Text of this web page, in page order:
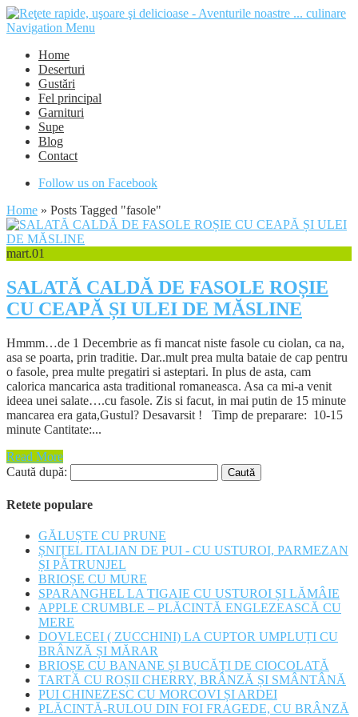
Navigation Menu
Home
Deserturi
Gustări
Fel principal
Garnituri
Supe
Blog
Contact
Follow us on Facebook
Home » Posts Tagged "fasole"
mart.01
SALATĂ CALDĂ DE FASOLE ROȘIE
CU CEAPĂ ȘI ULEI DE MĂSLINE
Hmmm…de 1 Decembrie as fi mancat niste fasole cu ciolan, ca na,
asa se poarta, prin traditie. Dar..mult prea multa bataie de cap pentru
o fasole, prea multe pregatiri si asteptari. In plus de asta, cam
calorica mancarica asta traditional romaneasca. Asa ca mi-a venit
ideea unei salate….cu fasole. Zis si facut, in mai putin de 15 minute
mancarea era gata,Gustul? Desavarsit ! Timp de preparare: 10-15
minute Cantitate:...
Read More
Caută după:
Retete populare
GĂLUȘTE CU PRUNE
ȘNIȚEL ITALIAN DE PUI - CU USTUROI, PARMEZAN
ȘI PĂTRUNJEL
BRIOȘE CU MURE
SPARANGHEL LA TIGAIE CU USTUROI ȘI LĂMÂIE
APPLE CRUMBLE – PLĂCINTĂ ENGLEZEASCĂ CU
MERE
DOVLECEI ( ZUCCHINI) LA CUPTOR UMPLUȚI CU
BRÂNZĂ ȘI MĂRAR
BRIOȘE CU BANANE ȘI BUCĂȚI DE CIOCOLATĂ
TARTĂ CU ROȘII CHERRY, BRÂNZĂ ȘI SMÂNTÂNĂ
PUI CHINEZESC CU MORCOVI ȘI ARDEI
PLĂCINTĂ-RULOU DIN FOI FRAGEDE, CU BRÂNZĂ